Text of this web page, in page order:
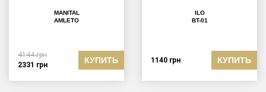
MANITAL
AMLETO
4144грн
2331 грн КУПИТЬ
ILO
BT-01
1140 грн КУПИТЬ